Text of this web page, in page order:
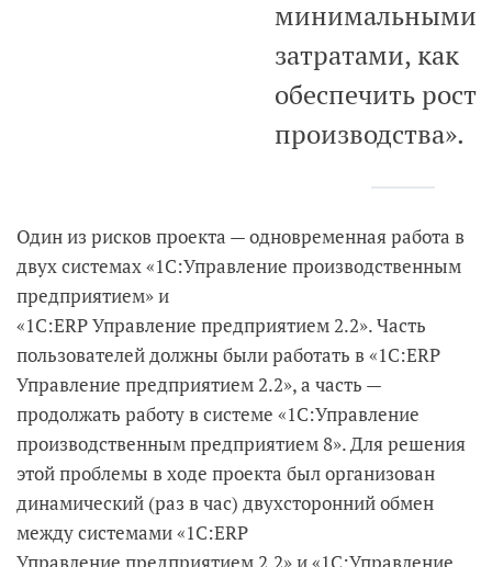
минимальными
затратами, как
обеспечить рост
производства».
Один из рисков проекта — одновременная работа в
двух системах «1С:Управление производственным
предприятием» и
«1С:ERP Управление предприятием 2.2». Часть
пользователей должны были работать в «1С:ERP
Управление предприятием 2.2», а часть —
продолжать работу в системе «1С:Управление
производственным предприятием 8». Для решения
этой проблемы в ходе проекта был организован
динамический (раз в час) двухсторонний обмен
между системами «1С:ERP